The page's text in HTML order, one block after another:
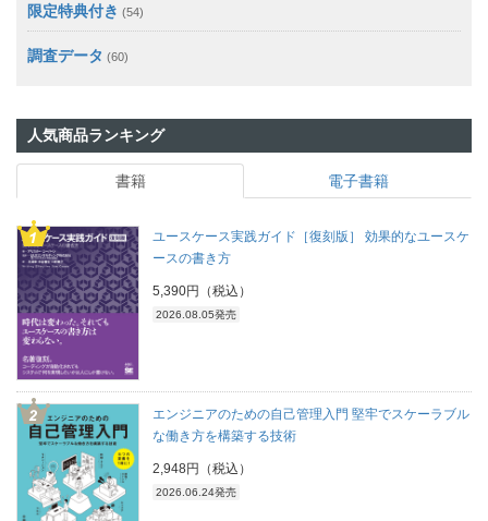
限定特典付き (54)
調査データ (60)
人気商品ランキング
書籍 電子書籍
ユースケース実践ガイド［復刻版］ 効果的なユースケ
ースの書き方
5,390円（税込）
2026.08.05発売
エンジニアのための自己管理入門 堅牢でスケーラブル
な働き方を構築する技術
2,948円（税込）
2026.06.24発売